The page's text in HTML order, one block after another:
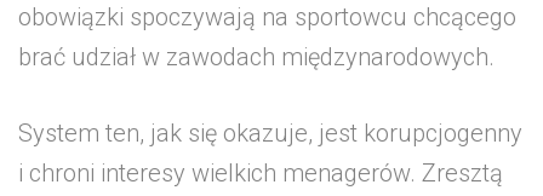
obowiązki spoczywają na sportowcu chcącego
brać udział w zawodach międzynarodowych.
System ten, jak się okazuje, jest korupcjogenny
i chroni interesy wielkich menagerów. Zresztą